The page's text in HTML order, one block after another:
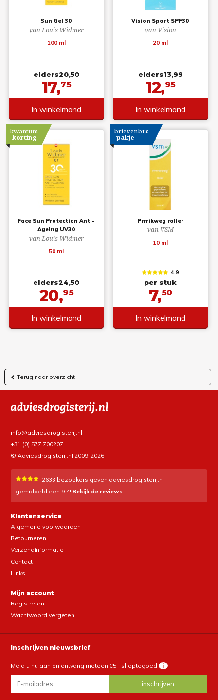
Sun Gel 30
van Louis Widmer
100 ml
elders20,50
17,75
In winkelmand
Vision Sport SPF30
van Vision
20 ml
elders13,99
12,95
In winkelmand
Face Sun Protection Anti-
Ageing UV30
van Louis Widmer
50 ml
kwantum
korting
elders24,50
20,95
In winkelmand
Prrrikweg roller
van VSM
10 ml
brievenbus
pakje
4.9
per stuk
7,50
In winkelmand
Terug naar overzicht
info@adviesdrogisterij.nl
+31 (0) 577 700207
© Adviesdrogisterij.nl 2009-2026
2633 bezoekers geven adviesdrogisterij.nl
gemiddeld een 9.4! Bekijk de reviews
Klantenservice
Algemene voorwaarden
Retourneren
Verzendinformatie
Contact
Links
Mijn account
Registreren
Wachtwoord vergeten
Inschrijven nieuwsbrief
Meld u nu aan en ontvang meteen €5,- shoptegoed i